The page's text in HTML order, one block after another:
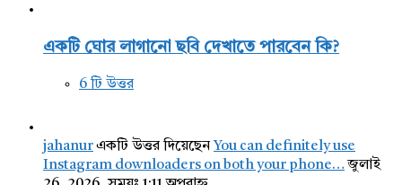
একটি ঘোর লাগানো ছবি দেখাতে পারবেন কি?
6 টি উত্তর
jahanurএকটি উত্তর দিয়েছেন You can definitely use
Instagram downloaders on both your phone… জুলাই